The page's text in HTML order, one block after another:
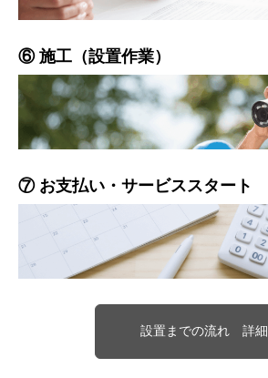
⑥ 施工（設置作業）
⑦ お支払い・サービススタート
設置までの流れ 詳細